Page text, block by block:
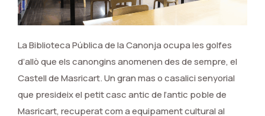
La Biblioteca Pública de la Canonja ocupa les golfes
d’allò que els canongins anomenen des de sempre, el
Castell de Masricart. Un gran mas o casalici senyorial
que presideix el petit casc antic de l’antic poble de
Masricart, recuperat com a equipament cultural al